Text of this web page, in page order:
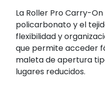
La Roller Pro Carry-
policarbonato y el
flexibilidad y
que permite acceder
maleta de apertura
lugares reducidos.